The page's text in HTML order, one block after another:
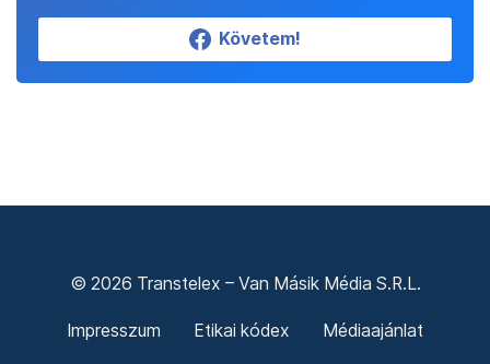
Követem!
© 2026 Transtelex – Van Másik Média S.R.L.
Impresszum Etikai kódex Médiaajánlat